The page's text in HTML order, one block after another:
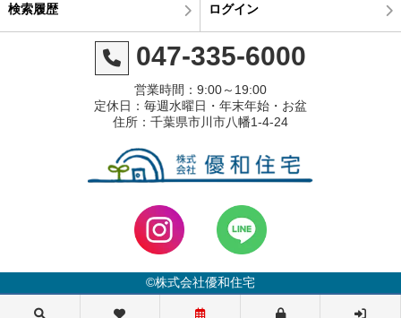
検索履歴 ログイン
047-335-6000
営業時間：9:00～19:00
定休日：毎週水曜日・年末年始・お盆
住所：千葉県市川市八幡1-4-24
©株式会社優和住宅